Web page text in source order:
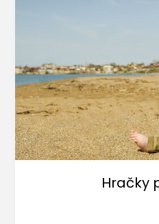
Hračky